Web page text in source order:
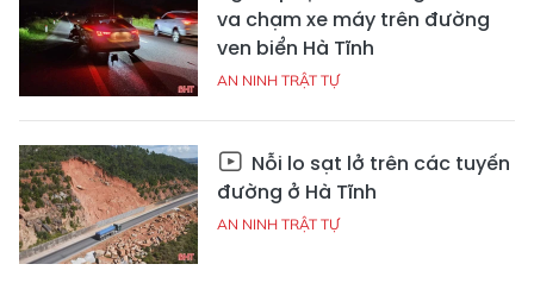
va chạm xe máy trên đường
ven biển Hà Tĩnh
AN NINH TRẬT TỰ
Nỗi lo sạt lở trên các tuyến
đường ở Hà Tĩnh
AN NINH TRẬT TỰ